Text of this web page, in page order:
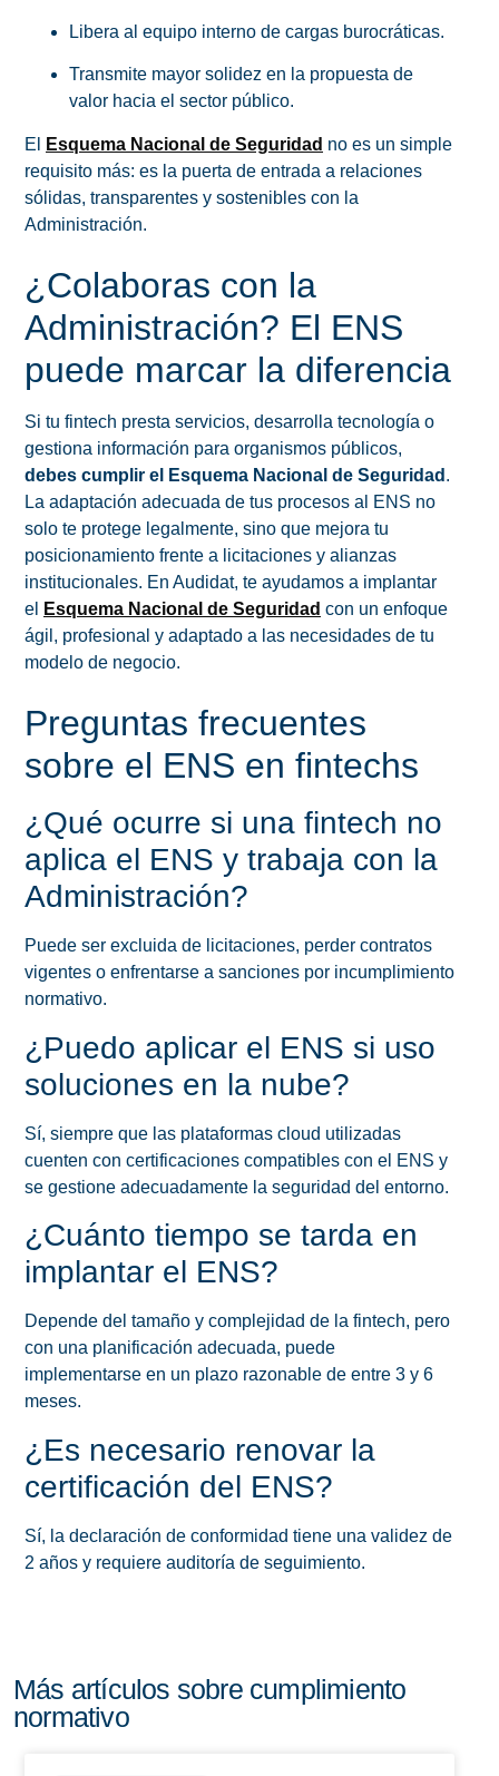
Libera al equipo interno de cargas burocráticas.
Transmite mayor solidez en la propuesta de
valor hacia el sector público.
El Esquema Nacional de Seguridad no es un simple
requisito más: es la puerta de entrada a relaciones
sólidas, transparentes y sostenibles con la
Administración.
¿Colaboras con la
Administración? El ENS
puede marcar la diferencia
Si tu fintech presta servicios, desarrolla tecnología o
gestiona información para organismos públicos,
debes cumplir el Esquema Nacional de Seguridad .
La adaptación adecuada de tus procesos al ENS no
solo te protege legalmente, sino que mejora tu
posicionamiento frente a licitaciones y alianzas
institucionales. En Audidat, te ayudamos a implantar
el
Esquema Nacional de Seguridad con un enfoque
ágil, profesional y adaptado a las necesidades de tu
modelo de negocio.
Preguntas frecuentes
sobre el ENS en fintechs
¿Qué ocurre si una fintech no
aplica el ENS y trabaja con la
Administración?
Puede ser excluida de licitaciones, perder contratos
vigentes o enfrentarse a sanciones por incumplimiento
normativo.
¿Puedo aplicar el ENS si uso
soluciones en la nube?
Sí, siempre que las plataformas cloud utilizadas
cuenten con certificaciones compatibles con el ENS y
se gestione adecuadamente la seguridad del entorno.
¿Cuánto tiempo se tarda en
implantar el ENS?
Depende del tamaño y complejidad de la fintech, pero
con una planificación adecuada, puede
implementarse en un plazo razonable de entre 3 y 6
meses.
¿Es necesario renovar la
certificación del ENS?
Sí, la declaración de conformidad tiene una validez de
2 años y requiere auditoría de seguimiento.
Más artículos sobre cumplimiento
normativo